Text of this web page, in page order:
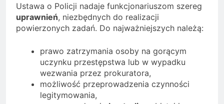
Ustawa o Policji nadaje funkcjonariuszom szereg
uprawnień, niezbędnych do realizacji
powierzonych zadań. Do najważniejszych należą:
prawo zatrzymania osoby na gorącym
uczynku przestępstwa lub w wypadku
wezwania przez prokuratora,
możliwość przeprowadzenia czynności
legitymowania,